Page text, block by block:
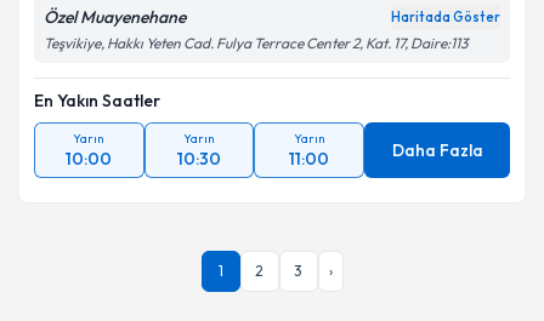
Özel Muayenehane Haritada Göster
Teşvikiye, Hakkı Yeten Cad. Fulya Terrace Center 2, Kat. 17, Daire:113
En Yakın Saatler
Yarın
10:00
Yarın
10:30
Yarın
11:00 Daha Fazla
1 2 3 ›